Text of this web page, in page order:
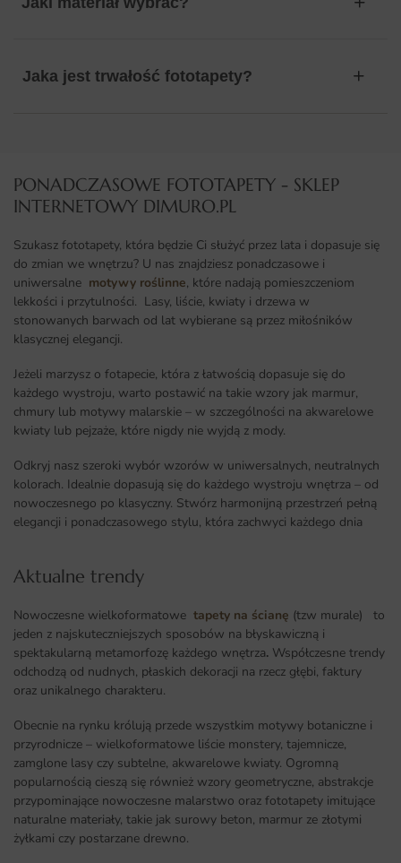
Jaka jest trwałość fototapety?
PONADCZASOWE FOTOTAPETY - SKLEP
INTERNETOWY DIMURO.PL​
Szukasz fototapety, która będzie Ci służyć przez lata i dopasuje się
do zmian we wnętrzu? U nas znajdziesz ponadczasowe i
uniwersalne motywy roślinne, które nadają pomieszczeniom
lekkości i przytulności. Lasy, liście, kwiaty i drzewa w
stonowanych barwach od lat wybierane są przez miłośników
klasycznej elegancji.
Jeżeli marzysz o fotapecie, która z łatwością dopasuje się do
każdego wystroju, warto postawić na takie wzory jak marmur,
chmury lub motywy malarskie – w szczególności na akwarelowe
kwiaty lub pejzaże, które nigdy nie wyjdą z mody.
Odkryj nasz szeroki wybór wzorów w uniwersalnych, neutralnych
kolorach. Idealnie dopasują się do każdego wystroju wnętrza – od
nowoczesnego po klasyczny. Stwórz harmonijną przestrzeń pełną
elegancji i ponadczasowego stylu, która zachwyci każdego dnia
Aktualne trendy​
Nowoczesne wielkoformatowe tapety na ścianę (tzw murale) to
jeden z najskuteczniejszych sposobów na błyskawiczną i
spektakularną metamorfozę każdego wnętrza. Współczesne trendy
odchodzą od nudnych, płaskich dekoracji na rzecz głębi, faktury
oraz unikalnego charakteru.
Obecnie na rynku królują przede wszystkim motywy botaniczne i
przyrodnicze – wielkoformatowe liście monstery, tajemnicze,
zamglone lasy czy subtelne, akwarelowe kwiaty. Ogromną
popularnością cieszą się również wzory geometryczne, abstrakcje
przypominające nowoczesne malarstwo oraz fototapety imitujące
naturalne materiały, takie jak surowy beton, marmur ze złotymi
żyłkami czy postarzane drewno.